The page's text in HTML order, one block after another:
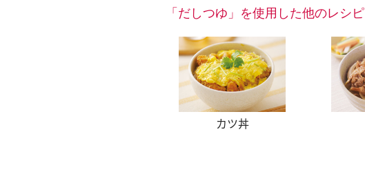
「だしつゆ」を使用した他のレシピ
カツ丼